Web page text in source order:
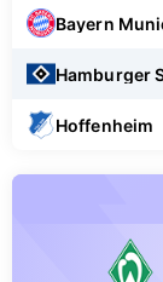
Bayern
Hamburger
Hoffenheim